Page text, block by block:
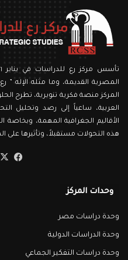
المصرية القديمة، وما مثله الإله
المركز منصة فكرية تنويرية، تطرح
العربية، ساعياً إلى رصد وتحليل
الأقاليم الجغرافية المهمة،
هذه التحولات مستقبلاً، وتأثيرها على
وحدات المركز
وحدة دراسات مصر
وحدة الدراسات الدولية
وحدة دراسات التفكير الجماعي